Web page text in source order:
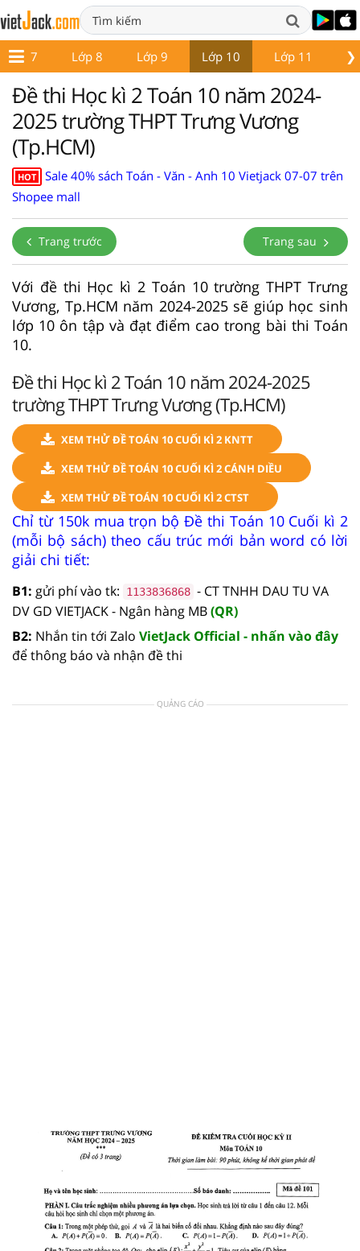
❯
Lớp 7 Lớp 8 Lớp 9 Lớp 10 Lớp 11
Đề thi Học kì 2 Toán 10 năm 2024-
2025 trường THPT Trưng Vương
(Tp.HCM)
HOT
Sale 40% sách Toán - Văn - Anh 10 Vietjack 07-07 trên
Shopee mall
Trang trước Trang sau
Với đề thi Học kì 2 Toán 10 trường THPT Trưng
Vương, Tp.HCM năm 2024-2025 sẽ giúp học sinh
lớp 10 ôn tập và đạt điểm cao trong bài thi Toán
10.
Đề thi Học kì 2 Toán 10 năm 2024-2025
trường THPT Trưng Vương (Tp.HCM)
XEM THỬ ĐỀ TOÁN 10 CUỐI KÌ 2 KNTT
XEM THỬ ĐỀ TOÁN 10 CUỐI KÌ 2 CÁNH DIỀU
XEM THỬ ĐỀ TOÁN 10 CUỐI KÌ 2 CTST
Chỉ từ 150k mua trọn bộ Đề thi Toán 10 Cuối kì 2
(mỗi bộ sách) theo cấu trúc mới bản word có lời
giải chi tiết:
B1: gửi phí vào tk: 1133836868 - CT TNHH DAU TU VA
DV GD VIETJACK - Ngân hàng MB(QR)
B2: Nhắn tin tới Zalo VietJack Official - nhấn vào đây
để thông báo và nhận đề thi
QUẢNG CÁO